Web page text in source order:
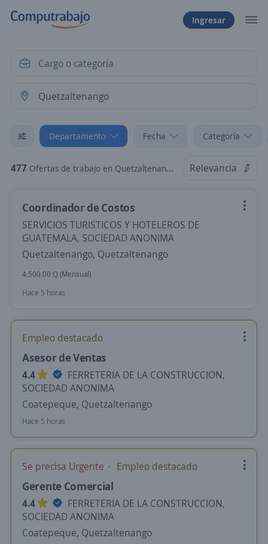
Ingresar
Departamento Fecha Categoría
477 Ofertas de trabajo en Quetzaltenango Relevancia
Coordinador de Costos
SERVICIOS TURISTICOS Y HOTELEROS DE
GUATEMALA, SOCIEDAD ANONIMA
Quetzaltenango, Quetzaltenango
4,500.00 Q (Mensual)
Hace 5 horas
Empleo destacado
Asesor de Ventas
4.4
FERRETERIA DE LA CONSTRUCCION,
SOCIEDAD ANONIMA
Coatepeque, Quetzaltenango
Hace 5 horas
Se precisa Urgente Empleo destacado
Gerente Comercial
4.4
FERRETERIA DE LA CONSTRUCCION,
SOCIEDAD ANONIMA
Coatepeque, Quetzaltenango